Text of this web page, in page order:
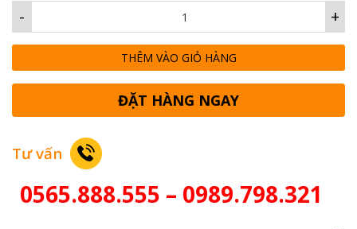
+
-
THÊM VÀO GIỎ HÀNG
ĐẶT HÀNG NGAY
Tư vấn
0565.888.555 – 0989.798.321